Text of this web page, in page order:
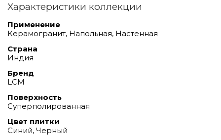
Характеристики коллекции
Применение
Керамогранит, Напольная, Настенная
Страна
Индия
Бренд
LCM
Поверхность
Суперполированная
Цвет плитки
Синий, Черный